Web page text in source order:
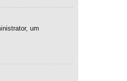
um